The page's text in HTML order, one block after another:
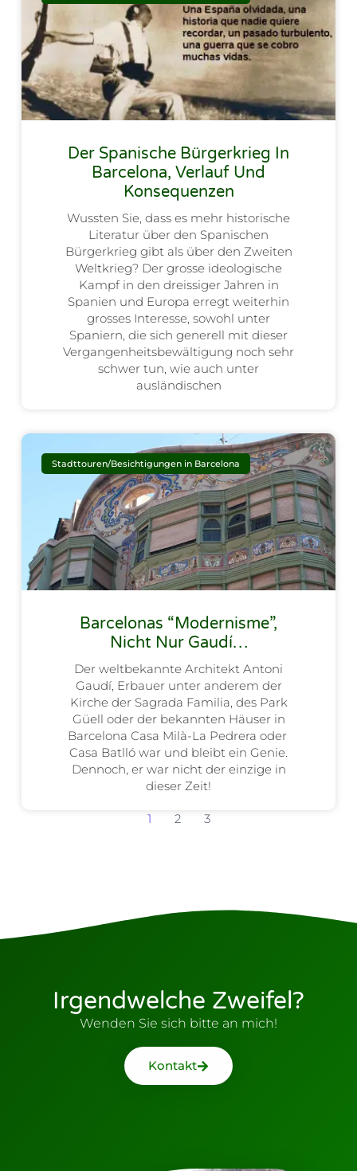
Der Spanische Bürgerkrieg In
Barcelona, Verlauf Und
Konsequenzen
Wussten Sie, dass es mehr historische
Literatur über den Spanischen
Bürgerkrieg gibt als über den Zweiten
Weltkrieg? Der grosse ideologische
Kampf in den dreissiger Jahren in
Spanien und Europa erregt weiterhin
grosses Interesse, sowohl unter
Spaniern, die sich generell mit dieser
Vergangenheitsbewältigung noch sehr
schwer tun, wie auch unter
ausländischen
Stadttouren/Besichtigungen in Barcelona
Barcelonas “Modernisme”,
Nicht Nur Gaudí…
Der weltbekannte Architekt Antoni
Gaudí, Erbauer unter anderem der
Kirche der Sagrada Familia, des Park
Güell oder der bekannten Häuser in
Barcelona Casa Milà-La Pedrera oder
Casa Batlló war und bleibt ein Genie.
Dennoch, er war nicht der einzige in
dieser Zeit!
1 2 3
Irgendwelche Zweifel?
Wenden Sie sich bitte an mich!
Kontakt